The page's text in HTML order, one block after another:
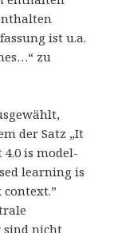
ist u.a.
zu
der Satz „It
is model-
learning is
sind nicht